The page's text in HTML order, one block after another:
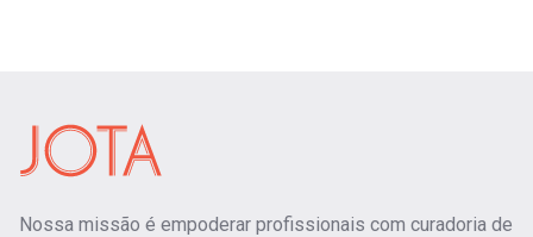
Nossa missão é empoderar profissionais com curadoria de